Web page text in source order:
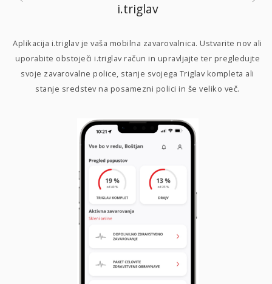
i.triglav
Aplikacija i.triglav je vaša mobilna zavarovalnica. Ustvarite nov ali
uporabite obstoječi i.triglav račun in upravljajte ter pregledujte
svoje zavarovalne police, stanje svojega Triglav kompleta ali
stanje sredstev na posamezni polici in še veliko več.